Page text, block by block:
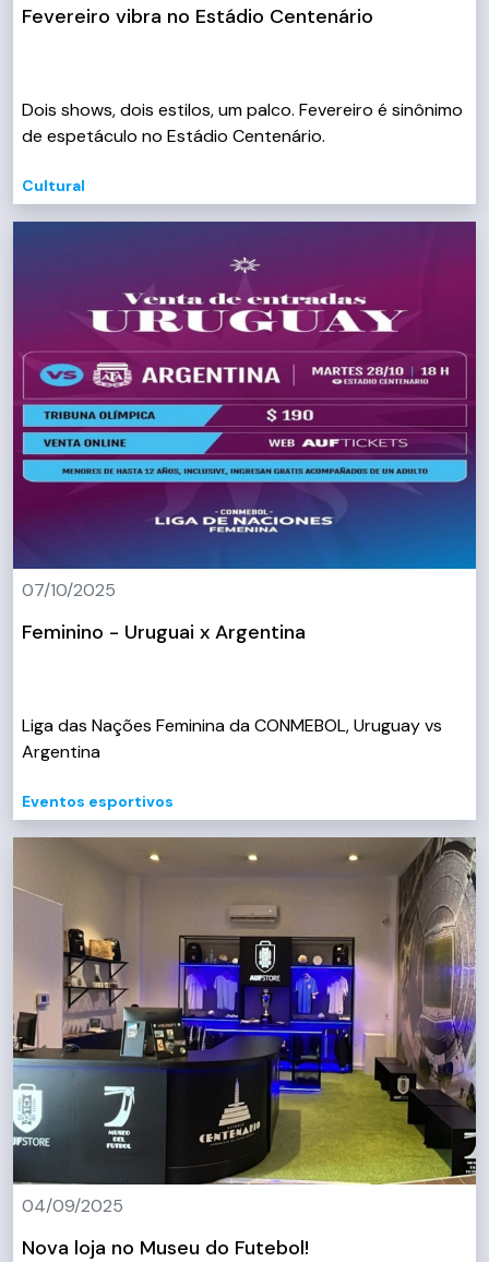
Fevereiro vibra no Estádio Centenário
Dois shows, dois estilos, um palco. Fevereiro é sinônimo
de espetáculo no Estádio Centenário.
Cultural
07/10/2025
Feminino - Uruguai x Argentina
Liga das Nações Feminina da CONMEBOL, Uruguay vs
Argentina
Eventos esportivos
04/09/2025
Nova loja no Museu do Futebol!